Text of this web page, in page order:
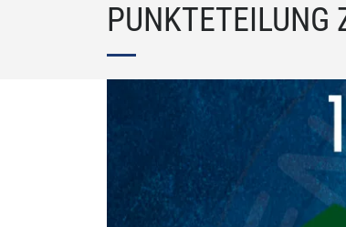
PUNKTETEILUNG